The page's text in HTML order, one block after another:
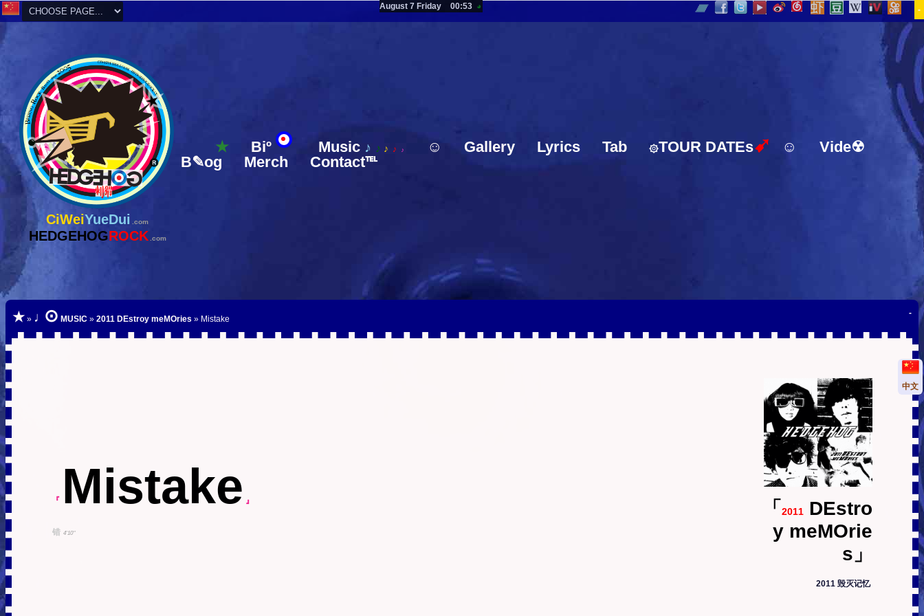
-
August 7 Friday 16:53 ◕
CiWeiYueDui .com
HEDGEHOGROCK .com
★ Biº Music ♪ ♪ ♪ ♪ ♪ ☺ Gallery Lyrics Tab ۞TOUR DATEs➹ ☺
Vide☢
B✎og
Merch Contact℡
-
★ » ♩⊙ MUSIC » 2011 DEstroy meMOries » Mistake
『 Mistake 』
错 4'10''
「 2011 DEstro
y meMOrie
s」
2011 毁灭记忆
中文